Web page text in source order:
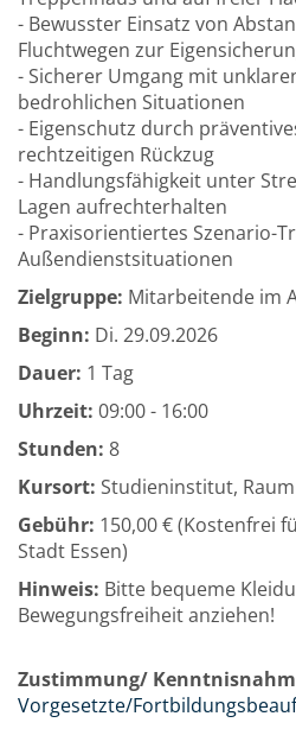
- Bewusster Einsatz von
Fluchtwegen zur
- Sicherer Umgang mit
bedrohlichen Situationen
- Eigenschutz durch
rechtzeitigen Rückzug
- Handlungsfähigkeit unter
Lagen aufrechterhalten
- Praxisorientiertes Szenario-
Außendienstsituationen
Zielgruppe: Mitarbeitende im
Beginn: Di. 29.09.2026
Dauer: 1 Tag
Uhrzeit: 09:00 - 16:00
Stunden: 8
Kursort: Studieninstitut,
Gebühr: 150,00 € (Kostenfrei
Stadt Essen)
Hinweis: Bitte bequeme
Bewegungsfreiheit anziehen!
Zustimmung/
Vorgesetzte/